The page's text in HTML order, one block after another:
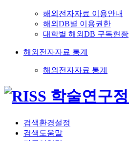
해외전자자료 이용안내
해외DB별 이용권한
대학별 해외DB 구독현황
해외전자자료 통계
해외전자자료 통계
검색환경설정
검색도움말